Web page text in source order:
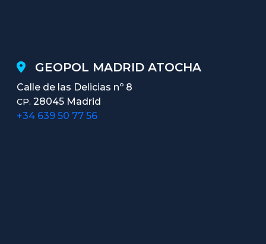
GEOPOL MADRID ATOCHA
Calle de las Delicias nº 8
CP. 28045 Madrid
+34 639 50 77 56